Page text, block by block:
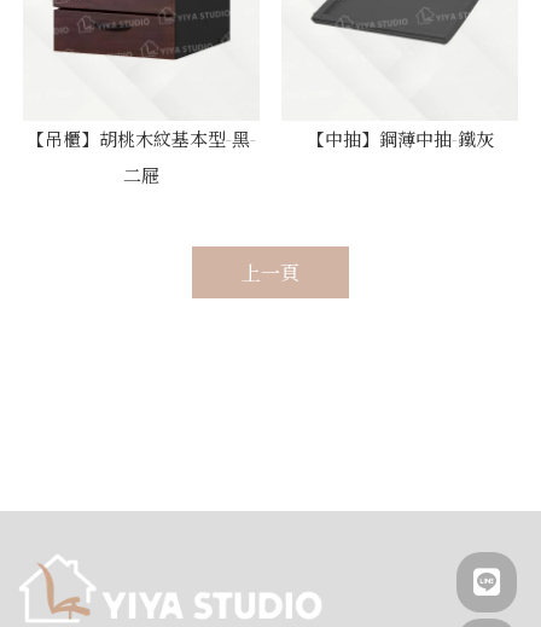
【吊櫃】胡桃木紋基本型-黑-
二屜
【中抽】鋼薄中抽-鐵灰
上一頁